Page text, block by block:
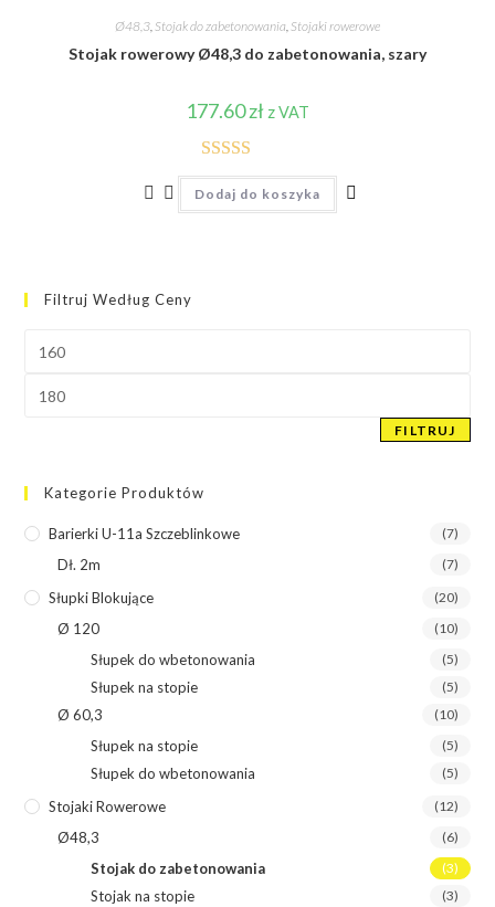
Ø48,3 Stojak do zabetonowania Stojaki rowerowe
Stojak rowerowy Ø48,3 do zabetonowania, szary
177.60zł z VAT
Oceniono
5.00na 5
Dodaj do koszyka
Filtruj Według Ceny
min
max
FILTRUJ
Kategorie Produktów
Barierki U-11a Szczeblinkowe (7)
Dł. 2m (7)
Słupki Blokujące (20)
Ø 120 (10)
Słupek do wbetonowania (5)
Słupek na stopie (5)
Ø 60,3 (10)
Słupek na stopie (5)
Słupek do wbetonowania (5)
Stojaki Rowerowe (12)
Ø48,3 (6)
Stojak do zabetonowania (3)
Stojak na stopie (3)